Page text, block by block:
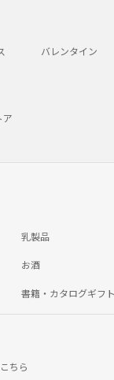
バレンタイン
ア
乳製品
お酒
書籍・カタログギフト
ちら